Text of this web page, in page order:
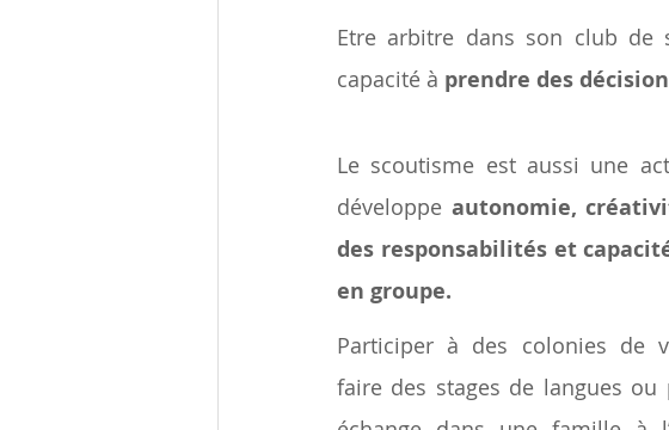
Etre arbitre dans son club
capacité à prendre des
Le scoutisme est aussi une
développe autonomie,
des responsabilités et
en groupe.
Participer à des colonies de
faire des stages de langues ou